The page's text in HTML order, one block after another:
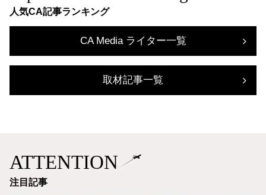
人気CA記事ランキング
CA Media ライター一覧
取材記事一覧
ATTENTION
注目記事